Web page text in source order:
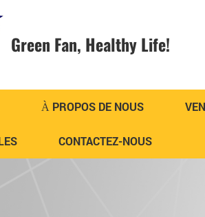
Green Fan, Healthy Life!
À PROPOS DE NOUS
CONTACTEZ-NOUS